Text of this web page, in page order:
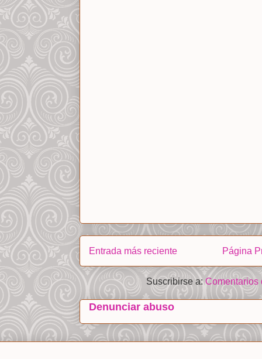
Entrada más reciente Página
Suscribirse a:Comentarios
Denunciar abuso